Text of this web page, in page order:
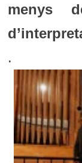
menys
.